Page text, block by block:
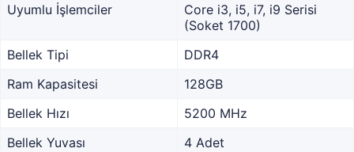
Uyumlu İşlemciler
Core i3, i5, i7, i9 Serisi
(Soket 1700)
Bellek Tipi
DDR4
Ram Kapasitesi
128GB
Bellek Hızı
5200 MHz
Bellek Yuvası
4 Adet